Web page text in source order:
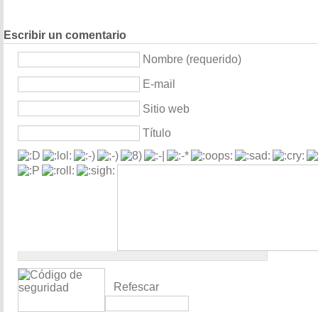
Escribir un comentario
Nombre (requerido)
E-mail
Sitio web
Título
Refescar